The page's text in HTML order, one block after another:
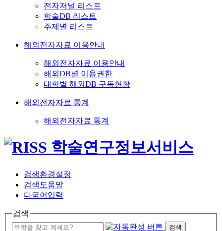
전자저널 리스트
학술DB 리스트
주제별 리스트
해외전자자료 이용안내
해외전자자료 이용안내
해외DB별 이용권한
대학별 해외DB 구독현황
해외전자자료 통계
해외전자자료 통계
검색환경설정
검색도움말
다국어입력
검색
검색